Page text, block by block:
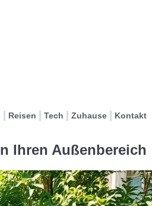
Reisen Tech Zuhause Kontakt
Ihren Außenbereich